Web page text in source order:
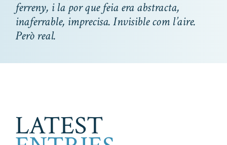
ferreny, i la por que feia era abstracta,
inaferrable, imprecisa. Invisible com l’aire.
Però real.
LATEST